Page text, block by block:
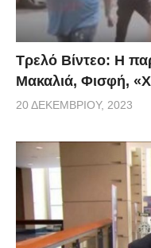
Τρελό Βίντεο: H
Μακαλιά, Φισφή,
20 ΔΕΚΕΜΒΡΊΟΥ, 2023